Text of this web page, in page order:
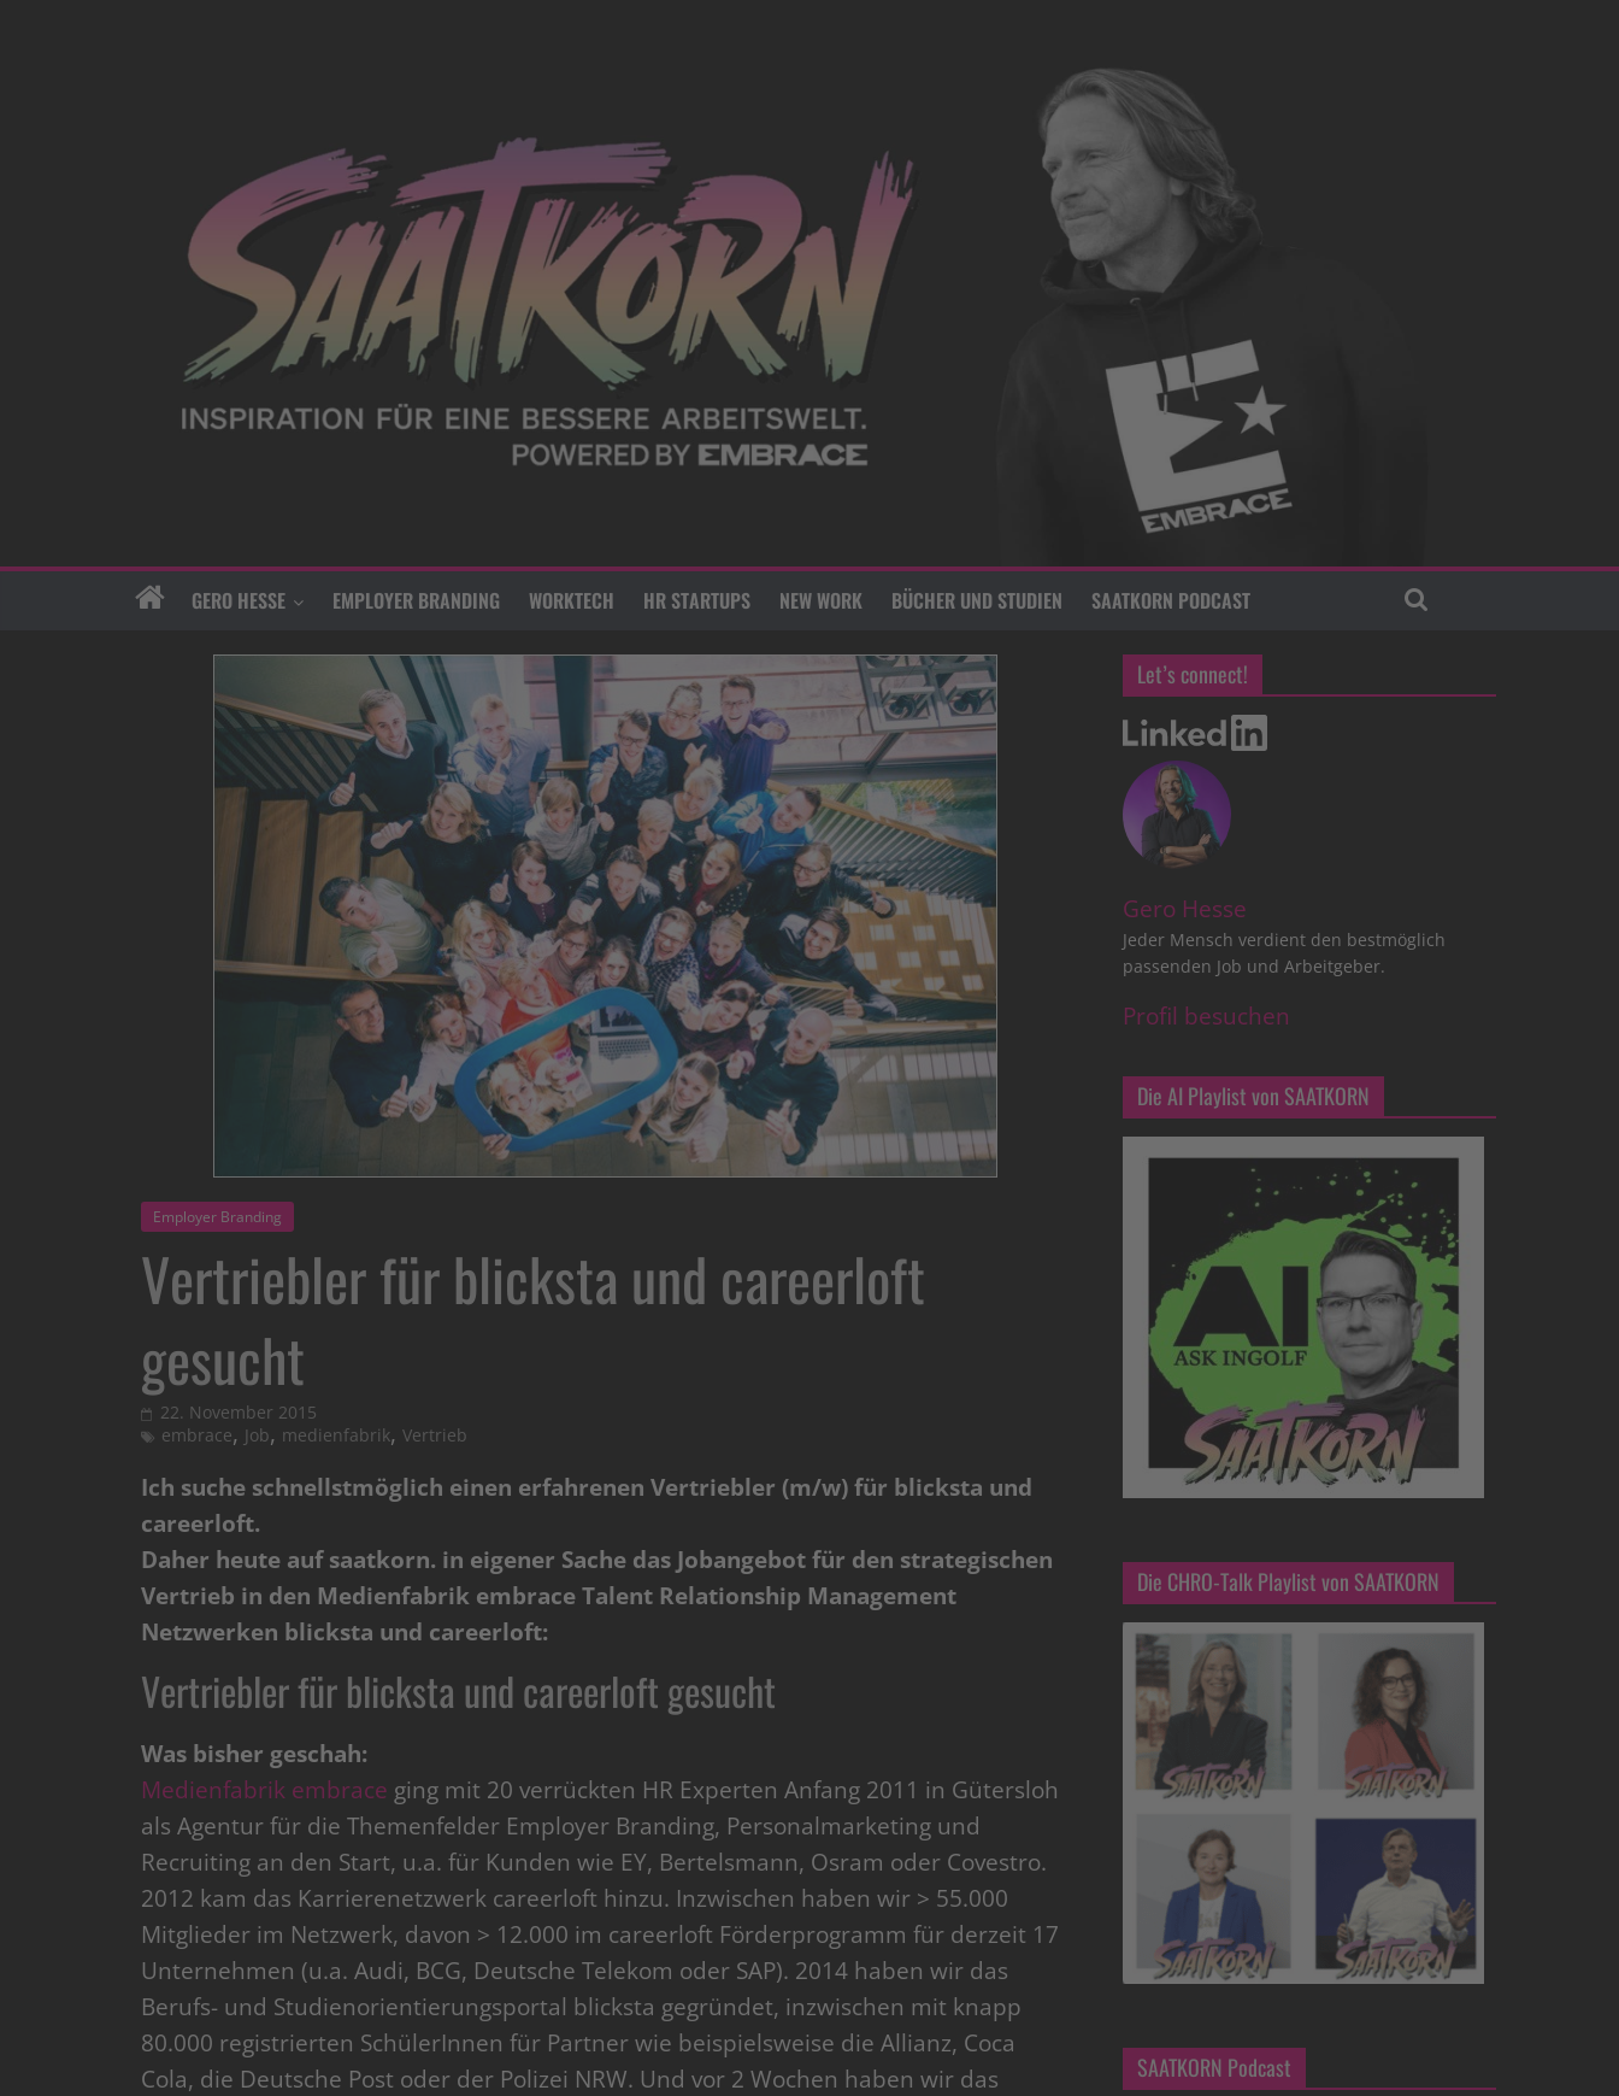
GERO HESSE EMPLOYER BRANDING WORKTECH HR STARTUPS NEW WORK BÜCHER UND STUDIEN SAATKORN PODCAST
Employer Branding
Vertriebler für blicksta und careerloft
gesucht
22. November 2015
embrace, Job, medienfabrik, Vertrieb
Ich suche schnellstmöglich einen erfahrenen Vertriebler (m/w) für blicksta und
careerloft.
Daher heute auf saatkorn. in eigener Sache das Jobangebot für den strategischen
Vertrieb in den Medienfabrik embrace Talent Relationship Management
Netzwerken blicksta und careerloft:
Vertriebler für blicksta und careerloft gesucht
Was bisher geschah:
Medienfabrik embrace ging mit 20 verrückten HR Experten Anfang 2011 in Gütersloh
als Agentur für die Themenfelder Employer Branding, Personalmarketing und
Recruiting an den Start, u.a. für Kunden wie EY, Bertelsmann, Osram oder Covestro.
2012 kam das Karrierenetzwerk careerloft hinzu. Inzwischen haben wir > 55.000
Mitglieder im Netzwerk, davon > 12.000 im careerloft Förderprogramm für derzeit 17
Unternehmen (u.a. Audi, BCG, Deutsche Telekom oder SAP). 2014 haben wir das
Berufs- und Studienorientierungsportal blicksta gegründet, inzwischen mit knapp
80.000 registrierten SchülerInnen für Partner wie beispielsweise die Allianz, Coca
Cola, die Deutsche Post oder der Polizei NRW. Und vor 2 Wochen haben wir das
Let’s connect!
Gero Hesse
Jeder Mensch verdient den bestmöglich
passenden Job und Arbeitgeber.
Profil besuchen
Die AI Playlist von SAATKORN
Die CHRO-Talk Playlist von SAATKORN
SAATKORN Podcast